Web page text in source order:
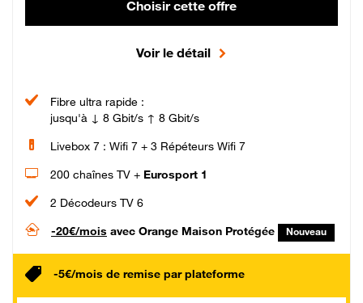
Choisir cette offre
Voir le détail
Fibre ultra rapide :
jusqu'à ↓ 8 Gbit/s ↑ 8 Gbit/s
Livebox 7 : Wifi 7 + 3 Répéteurs Wifi 7
200 chaînes TV + Eurosport 1
2 Décodeurs TV 6
-20€/mois avec Orange Maison Protégée Nouveau
-5€/mois de remise par plateforme